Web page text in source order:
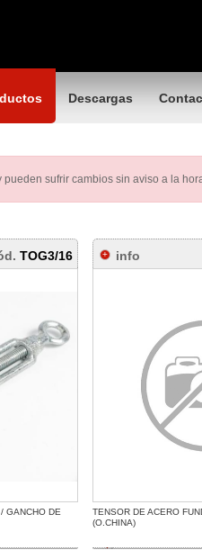
Descargas
pueden sufrir cambios sin aviso a la
TOG3/16
GANCHO DE
info
TENSOR DE ACERO
(O.CHINA)